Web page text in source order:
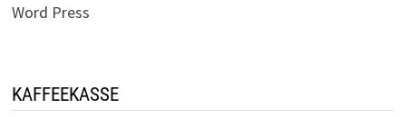
Word Press
KAFFEEKASSE